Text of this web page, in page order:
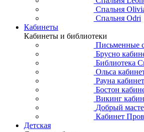
Спальня
Спальня Odri
Кабинеты
Кабинеты и библиотеки
Письменные
Брусно
Библиотека
Ольса
Рауна кабинет
Бостон
Викинг
Добрый
Кабинет
Детская